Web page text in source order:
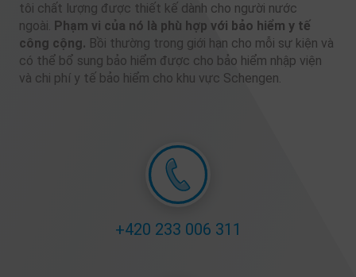
tôi chất lượng được thiết kế dành cho người nước
ngoài. Phạm vi của nó là phù hợp với bảo hiểm y tế
công cộng. Bồi thường trong giới hạn cho mỗi sự kiện và
có thể bổ sung bảo hiểm được cho bảo hiểm nhập viện
và chi phí y tế bảo hiểm cho khu vực Schengen.
+420 233 006 311